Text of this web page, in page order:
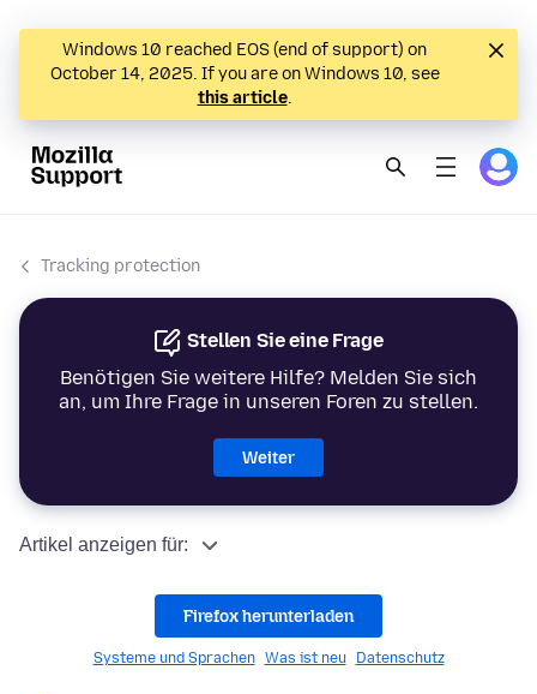
Windows 10 reached EOS (end of support) on
October 14, 2025. If you are on Windows 10, see
this article.
Tracking protection
Stellen Sie eine Frage
Benötigen Sie weitere Hilfe? Melden Sie sich
an, um Ihre Frage in unseren Foren zu stellen.
Weiter
Artikel anzeigen für:
Firefox herunterladen
Systeme und Sprachen Was ist neu Datenschutz